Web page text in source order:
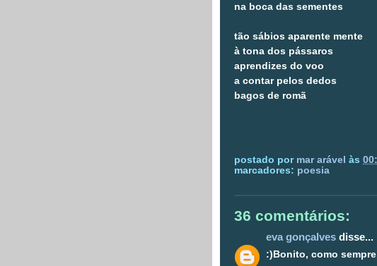
na boca das sementes
tão sábios aparente mente
à tona dos pássaros
aprendizes do voo
a contar pelos dedos
bagos de romã
postado por mar arável às
marcadores: poesia
36 comentários:
eva gonçalves disse...
:)Bonito, como